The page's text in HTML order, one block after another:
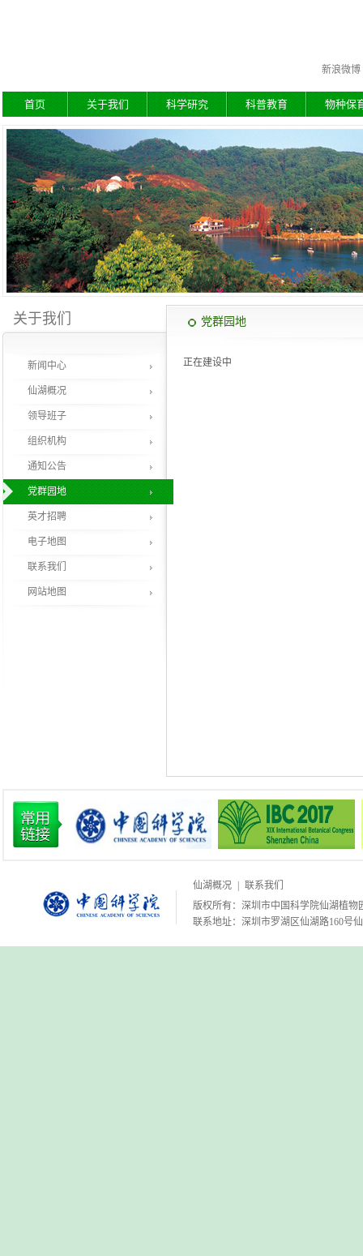
新浪微博
首页 关于我们 科学研究 科普教育 物种保
党群园地
正在建设中
关于我们
新闻中心
仙湖概况
领导班子
组织机构
通知公告
党群园地
英才招聘
电子地图
联系我们
网站地图
仙湖概况
联系我们
版权所有：深圳市中国科学院仙湖植物
联系地址：深圳市罗湖区仙湖路160号仙